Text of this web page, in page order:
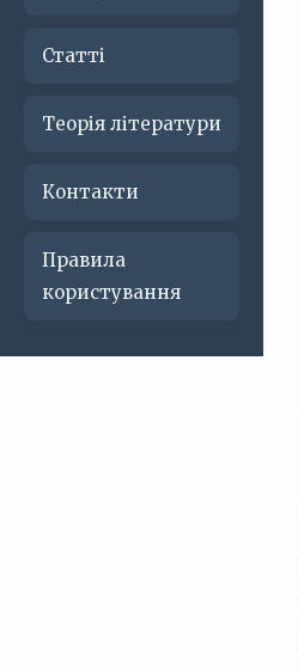
Статті
Теорія літератури
Контакти
Правила
користування